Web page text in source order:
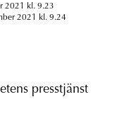
2021 kl. 9.23
2021 kl. 9.24
presstjänst